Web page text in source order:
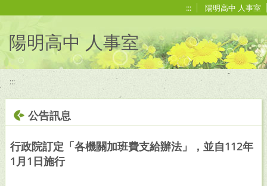
::: 陽明高中 人事室
陽明高中 人事室
:::
公告訊息
行政院訂定「各機關加班費支給辦法」，並自112年
1月1日施行